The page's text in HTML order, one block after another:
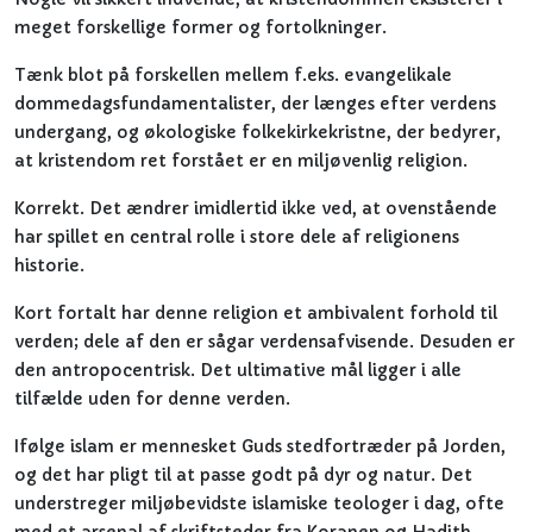
meget forskellige former og fortolkninger.
Tænk blot på forskellen mellem f.eks. evangelikale
dommedagsfundamentalister, der længes efter verdens
undergang, og økologiske folkekirkekristne, der bedyrer,
at kristendom ret forstået er en miljøvenlig religion.
Korrekt. Det ændrer imidlertid ikke ved, at ovenstående
har spillet en central rolle i store dele af religionens
historie.
Kort fortalt har denne religion et ambivalent forhold til
verden; dele af den er sågar verdensafvisende. Desuden er
den antropocentrisk. Det ultimative mål ligger i alle
tilfælde uden for denne verden.
Ifølge islam er mennesket Guds stedfortræder på Jorden,
og det har pligt til at passe godt på dyr og natur. Det
understreger miljøbevidste islamiske teologer i dag, ofte